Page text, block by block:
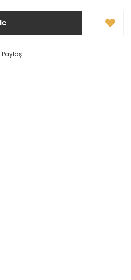
Paylaş